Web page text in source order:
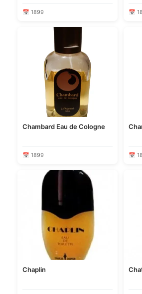
📅 1899 📅
Chambard Eau de Cologne
📅 1899 📅
Chaplin